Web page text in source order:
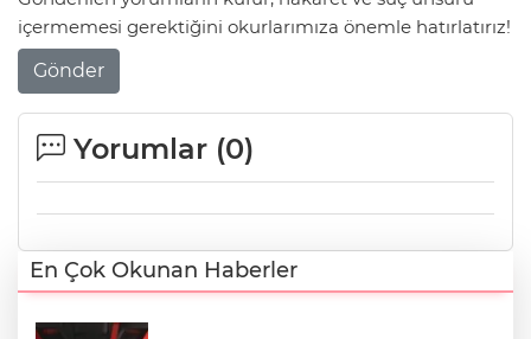
içermemesi gerektiğini okurlarımıza önemle hatırlatırız!
Gönder
Yorumlar (0)
En Çok Okunan Haberler